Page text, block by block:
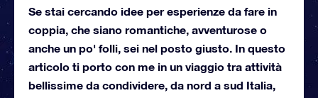
Se stai cercando idee per esperienze da fare in
coppia, che siano romantiche, avventurose o
anche un po' folli, sei nel posto giusto. In questo
articolo ti porto con me in un viaggio tra attività
bellissime da condividere, da nord a sud Italia,